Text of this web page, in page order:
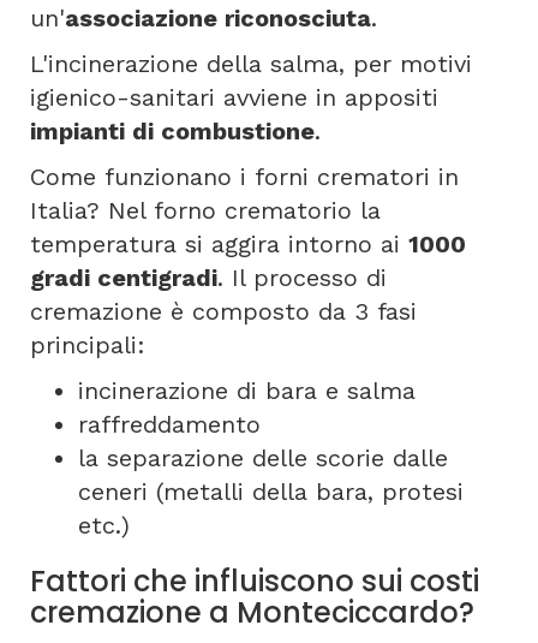
un'associazione riconosciuta.
L'incinerazione della salma, per motivi
igienico-sanitari avviene in appositi
impianti di combustione.
Come funzionano i forni crematori in
Italia? Nel forno crematorio la
temperatura si aggira intorno ai 1000
gradi centigradi. Il processo di
cremazione è composto da 3 fasi
principali:
incinerazione di bara e salma
raffreddamento
la separazione delle scorie dalle
ceneri (metalli della bara, protesi
etc.)
Fattori che influiscono sui costi
cremazione a Monteciccardo?